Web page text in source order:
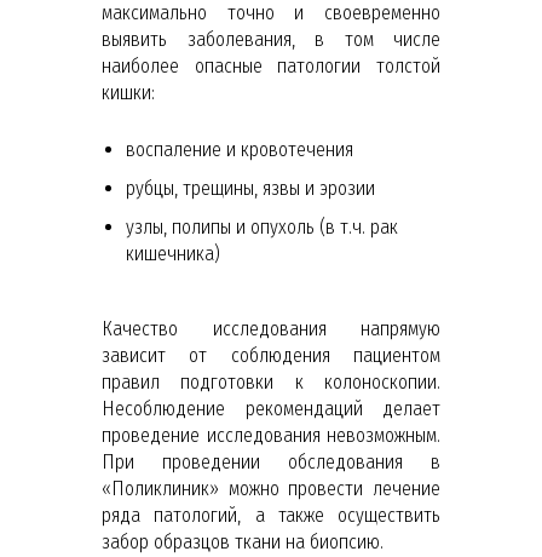
максимально точно и своевременно
выявить заболевания, в том числе
наиболее опасные патологии толстой
кишки:
воспаление и кровотечения
рубцы, трещины, язвы и эрозии
узлы, полипы и опухоль (в т.ч. рак
кишечника)
Качество исследования напрямую
зависит от соблюдения пациентом
правил подготовки к колоноскопии.
Несоблюдение рекомендаций делает
проведение исследования невозможным.
При проведении обследования в
«Поликлиник» можно провести лечение
ряда патологий, а также осуществить
забор образцов ткани на биопсию.